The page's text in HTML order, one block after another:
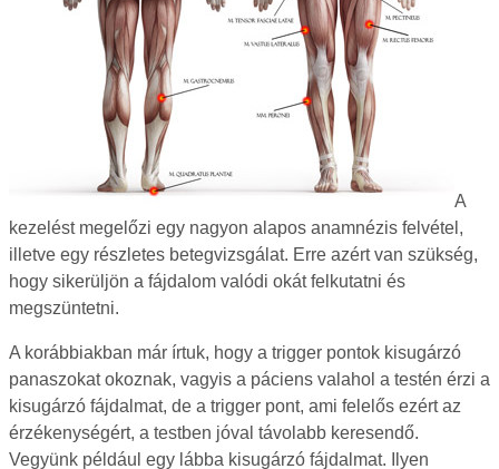
A
kezelést megelőzi egy nagyon alapos anamnézis felvétel,
illetve egy részletes betegvizsgálat. Erre azért van szükség,
hogy sikerüljön a fájdalom valódi okát felkutatni és
megszüntetni.
A korábbiakban már írtuk, hogy a trigger pontok kisugárzó
panaszokat okoznak, vagyis a páciens valahol a testén érzi a
kisugárzó fájdalmat, de a trigger pont, ami felelős ezért az
érzékenységért, a testben jóval távolabb keresendő.
Vegyünk például egy lábba kisugárzó fájdalmat. Ilyen